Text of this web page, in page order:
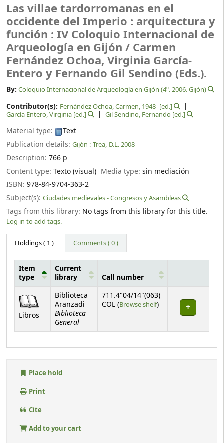
Las villae tardorromanas en el
occidente del Imperio : arquitectura y
función : IV Coloquio Internacional de
Arqueología en Gijón / Carmen
Fernández Ochoa, Virginia García-
Entero y Fernando Gil Sendino (Eds.).
By: Coloquio Internacional de Arqueología en Gijón (4º. 2006. Gijón)
Contributor(s): Fernández Ochoa, Carmen, 1948- [ed.]
García Entero, Virginia [ed.] Gil Sendino, Fernando[ed.]
Material type:
Text
Publication details: Gijón : Trea, D.L. 2008
Description: 766 p
Content type: Texto (visual) Media type:sin mediación
ISBN: 978-84-9704-363-2
Subject(s): Ciudades medievales - Congresos y Asambleas
Tags from this library: No tags from this library for this title.
Log in to add tags.
Holdings( 1 ) Comments ( 0 )
Item
type
Current
library
Call number
Libros
Biblioteca
Aranzadi
Biblioteca
General
711.4"04/14"(063)
COL (Browse shelf(Opens below)
)
Place hold
Print
Cite
Add to your cart